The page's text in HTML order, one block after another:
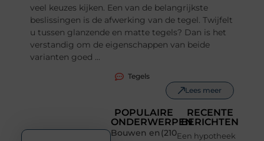
veel keuzes kijken. Een van de belangrijkste
beslissingen is de afwerking van de tegel. Twijfelt
u tussen glanzende en matte tegels? Dan is het
verstandig om de eigenschappen van beide
varianten goed ...
Tegels
Lees meer
POPULAIRE
ONDERWERPEN
Bouwen en (210
RECENTE
BERICHTEN
Een hypotheek